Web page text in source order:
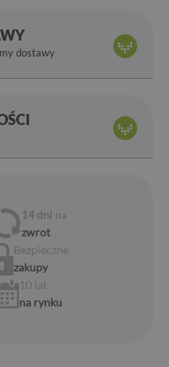
dostawy
14 dni na
zwrot
Bezpieczne
zakupy
10 lat
na rynku